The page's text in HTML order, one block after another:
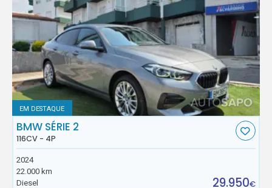
EM DESTAQUE
BMW SÉRIE 2
116CV - 4P
2024
22.000 km
Diesel
29.950€